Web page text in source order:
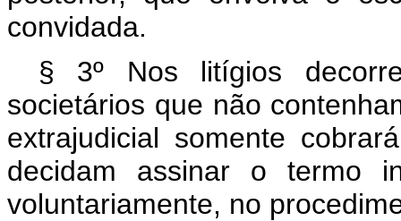
convidada.
§ 3º Nos litígios
societários que não
extrajudicial somente
decidam assinar o termo
voluntariamente, no